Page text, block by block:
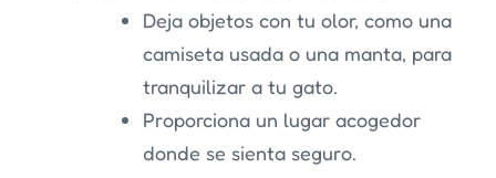
Deja objetos con tu olor, como una
camiseta usada o una manta, para
tranquilizar a tu gato.
Proporciona un lugar acogedor
donde se sienta seguro.